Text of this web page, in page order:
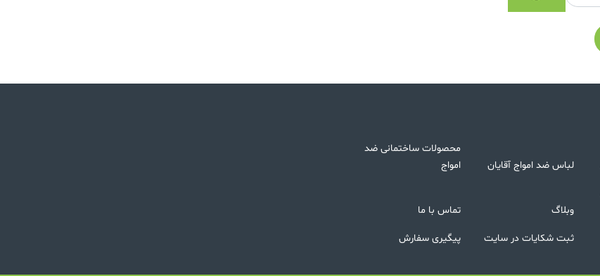
لباس ضد امواج آقایان
محصولات ساختمانی ضد
امواج
وبلاگ تماس با ما
ثبت شکایات در سایت پیگیری سفارش